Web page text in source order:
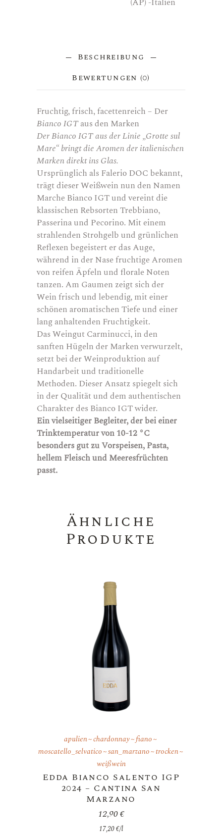
Beschreibung
Bewertungen (0)
Fruchtig, frisch, facettenreich – Der
Bianco IGTaus den Marken
Der Bianco IGT aus der Linie „Grotte sul
Mare“ bringt die Aromen der italienischen
Marken direkt ins Glas.
Ursprünglich als Falerio DOC bekannt,
trägt dieser Weißwein nun den Namen
Marche Bianco IGT und vereint die
klassischen Rebsorten Trebbiano,
Passerina und Pecorino. Mit einem
strahlenden Strohgelb und grünlichen
Reflexen begeistert er das Auge,
während in der Nase fruchtige Aromen
von reifen Äpfeln und florale Noten
tanzen. Am Gaumen zeigt sich der
Wein frisch und lebendig, mit einer
schönen aromatischen Tiefe und einer
lang anhaltenden Fruchtigkeit.
Das Weingut Carminucci, in den
sanften Hügeln der Marken verwurzelt,
setzt bei der Weinproduktion auf
Handarbeit und traditionelle
Methoden. Dieser Ansatz spiegelt sich
in der Qualität und dem authentischen
Charakter des Bianco IGT wider.
Ein vielseitiger Begleiter, der bei einer
Trinktemperatur von 10-12 °C
besonders gut zu Vorspeisen, Pasta,
hellem Fleisch und Meeresfrüchten
passt.
Ähnliche
Produkte
apulien chardonnay fiano
moscatello_selvatico san_marzano
trocken
weißwein
Edda Bianco Salento IGP
2024 – Cantina San
Marzano
12,90€
17,20€/l